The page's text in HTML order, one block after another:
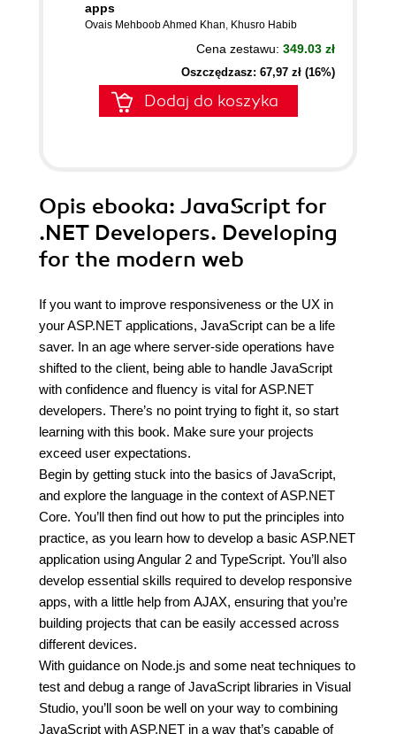
apps
Ovais Mehboob Ahmed Khan, Khusro Habib
Cena zestawu: 349.03 zł
Oszczędzasz: 67,97 zł (16%)
Dodaj do koszyka
Opis ebooka: JavaScript for
.NET Developers. Developing
for the modern web
If you want to improve responsiveness or the UX in
your ASP.NET applications, JavaScript can be a life
saver. In an age where server-side operations have
shifted to the client, being able to handle JavaScript
with confidence and fluency is vital for ASP.NET
developers. There’s no point trying to fight it, so start
learning with this book. Make sure your projects
exceed user expectations.
Begin by getting stuck into the basics of JavaScript,
and explore the language in the context of ASP.NET
Core. You’ll then find out how to put the principles into
practice, as you learn how to develop a basic ASP.NET
application using Angular 2 and TypeScript. You’ll also
develop essential skills required to develop responsive
apps, with a little help from AJAX, ensuring that you’re
building projects that can be easily accessed across
different devices.
With guidance on Node.js and some neat techniques to
test and debug a range of JavaScript libraries in Visual
Studio, you’ll soon be well on your way to combining
JavaScript with ASP.NET in a way that’s capable of